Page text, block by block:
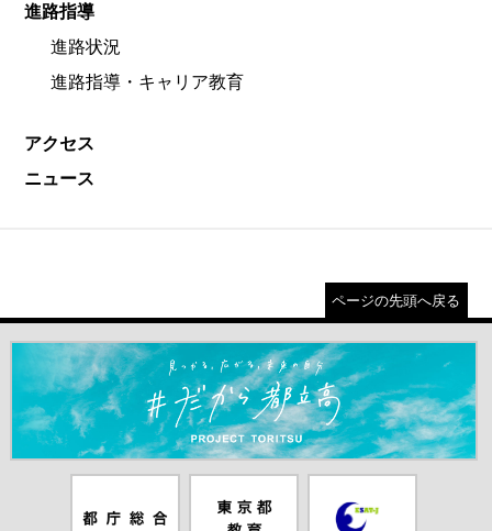
進路指導
進路状況
進路指導・キャリア教育
アクセス
ニュース
ページの先頭へ戻る
＃だから都立高（別ウインドウが開きます）
ムページ（別
員会（別ウイ
ピーキングテ